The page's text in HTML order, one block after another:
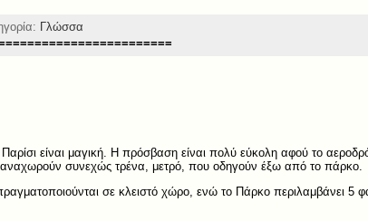
Γλώσσα
είναι μαγική. Η πρόσβαση είναι πολύ εύκολη αφού το
συνεχώς τρένα, μετρό, που οδηγούν έξω από το πάρκο.
σε κλειστό χώρο, ενώ το Πάρκο περιλαμβάνει 5